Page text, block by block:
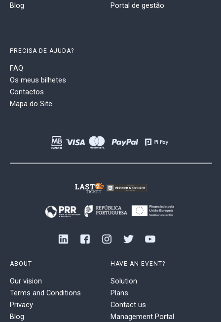
Blog
Portal de gestão
PRECISA DE AJUDA?
FAQ
Os meus bilhetes
Contactos
Mapa do Site
ABOUT
Our vision
Terms and Conditions
Privacy
Blog
HAVE AN EVENT?
Solution
Plans
Contact us
Management Portal